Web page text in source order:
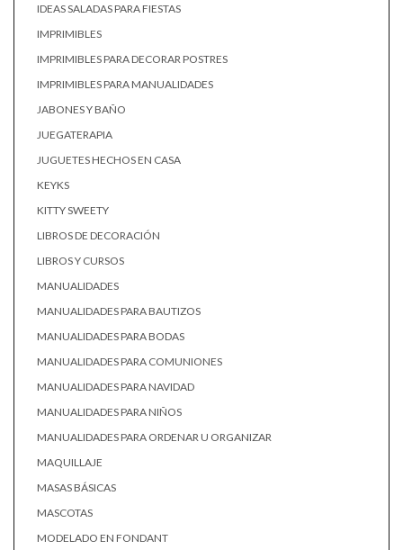
IDEAS SALADAS PARA FIESTAS
IMPRIMIBLES
IMPRIMIBLES PARA DECORAR POSTRES
IMPRIMIBLES PARA MANUALIDADES
JABONES Y BAÑO
JUEGATERAPIA
JUGUETES HECHOS EN CASA
KEYKS
KITTY SWEETY
LIBROS DE DECORACIÓN
LIBROS Y CURSOS
MANUALIDADES
MANUALIDADES PARA BAUTIZOS
MANUALIDADES PARA BODAS
MANUALIDADES PARA COMUNIONES
MANUALIDADES PARA NAVIDAD
MANUALIDADES PARA NIÑOS
MANUALIDADES PARA ORDENAR U ORGANIZAR
MAQUILLAJE
MASAS BÁSICAS
MASCOTAS
MODELADO EN FONDANT